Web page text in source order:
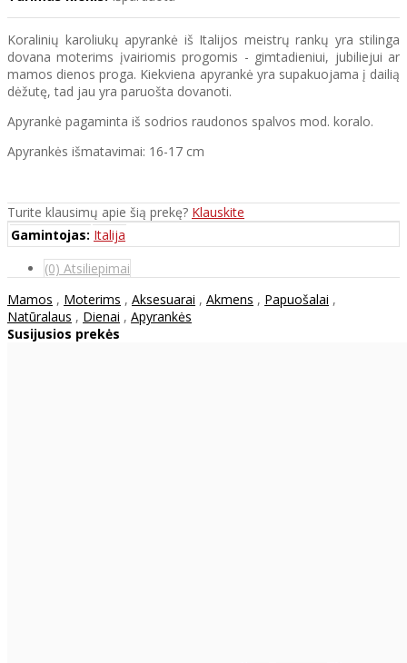
Koralinių karoliukų apyrankė iš Italijos meistrų rankų yra stilinga
dovana moterims įvairiomis progomis - gimtadieniui, jubiliejui ar
mamos dienos proga. Kiekviena apyrankė yra supakuojama į dailią
dėžutę, tad jau yra paruošta dovanoti.
Apyrankė pagaminta iš sodrios raudonos spalvos mod. koralo.
Apyrankės išmatavimai: 16-17 cm
Turite klausimų apie šią prekę? Klauskite
Gamintojas: Italija
(0) Atsiliepimai
Mamos , Moterims , Aksesuarai , Akmens , Papuošalai ,
Natūralaus , Dienai , Apyrankės
Susijusios prekės